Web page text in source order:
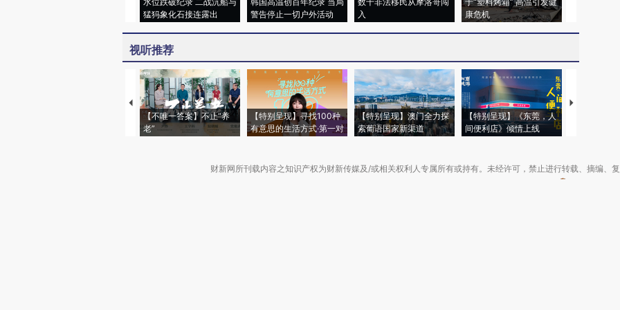
猛犸象化石接连露出
警告停止一切户外活动
入
康危机
视听推荐
【不唯一答案】不止“养
老”
【特别呈现】寻找100种
有意思的生活方式·第一对
【特别呈现】澳门全力探
索葡语国家新渠道
【特别呈现】《东莞，人
间便利店》倾情上线
【推广】走
财新网所刊载内容之知识产权为财新传媒及/或相关权利人专属所有或持有。未经许可，禁止进行转载、摘编、复